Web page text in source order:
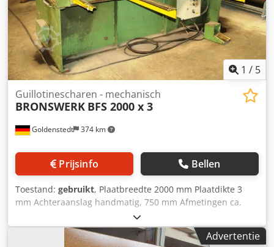
1 / 5
Goldenstedt 374 km
Guillotinescharen - mechanisch
BRONSWERK BFS 2000 x 3
Prijsinfo Bellen
Toestand: gebruikt, Plaatbreedte 2000 mm Plaatdikte 3
mm Achteraanslag handmatig, 750 mm Afmetingen ca.
2800 x 1120 x 1510 mm Dksdpfsxfwdzjx Aixor Gewicht ca.
1800 kg Mechanische hefboomplaatschaar Incl. 1 paar
reservemessen Machine was tot het einde af en toe in
Advertentie